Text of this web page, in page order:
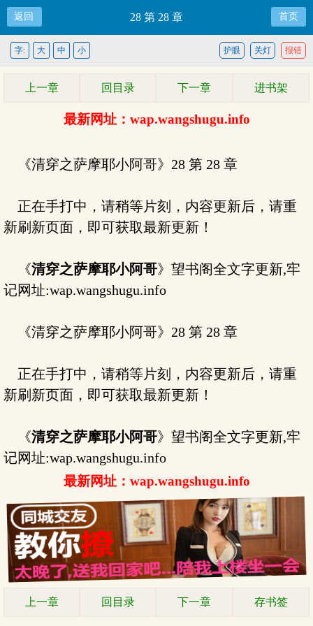
返回 28 第 28 章 首页
报错
关灯
护眼
字: 大 中 小
上一章 回目录 下一章 进书架
最新网址：wap.wangshugu.info
《清穿之萨摩耶小阿哥》28 第 28 章
正在手打中，请稍等片刻，内容更新后，请重
新刷新页面，即可获取最新更新！
《清穿之萨摩耶小阿哥》望书阁全文字更新,牢
记网址:wap.wangshugu.info
《清穿之萨摩耶小阿哥》28 第 28 章
正在手打中，请稍等片刻，内容更新后，请重
新刷新页面，即可获取最新更新！
《清穿之萨摩耶小阿哥》望书阁全文字更新,牢
记网址:wap.wangshugu.info
最新网址：wap.wangshugu.info
上一章 回目录 下一章 存书签